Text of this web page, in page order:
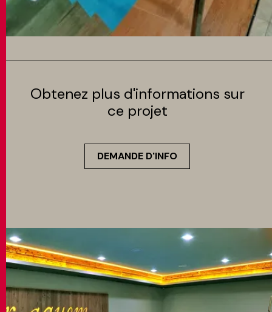
Obtenez plus d'informations sur
ce projet
DEMANDE D'INFO